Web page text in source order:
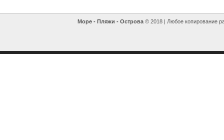
Море - Пляжи - Острова © 2018 | Любое копирование